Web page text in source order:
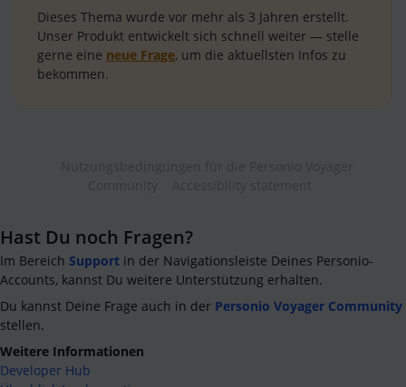
Dieses Thema wurde vor mehr als 3 Jahren erstellt.
Unser Produkt entwickelt sich schnell weiter — stelle
gerne eine neue Frage, um die aktuellsten Infos zu
bekommen.
Hast Du noch Fragen?
Im Bereich Support in der Navigationsleiste Deines Personio-
Accounts, kannst Du weitere Unterstützung erhalten.
Du kannst Deine Frage auch in der Personio Voyager Community
stellen.
Weitere Informationen
Developer Hub